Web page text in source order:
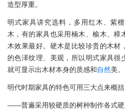
造型厚重。
明式家具讲究选料，多用红木、紫
木，有的家具也采用楠木、榆木、樟
木效果最好。硬木是比较珍贵的木材
的色泽纹理、美观，所以明式家具很
就可显示出木材本身的质感和自然美。
明代时期家具的特色可用三大点来概括
——普遍采用较硬质的树种制作各式硬